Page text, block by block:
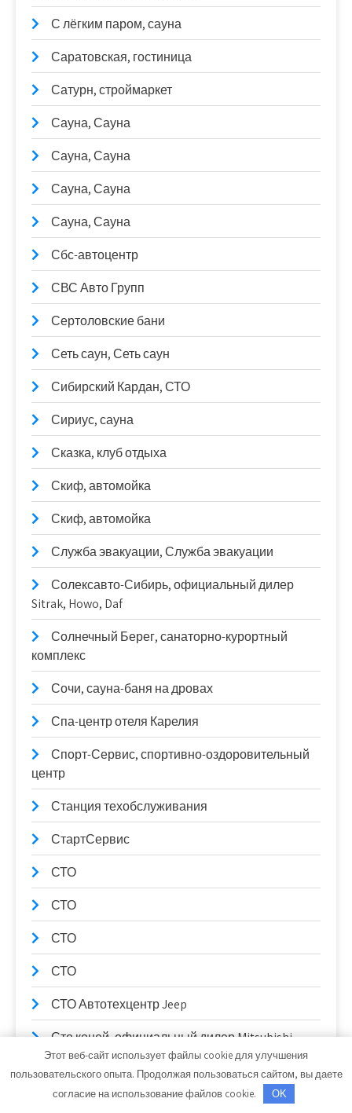
С лёгким паром, сауна
Саратовская, гостиница
Сатурн, строймаркет
Сауна, Сауна
Сауна, Сауна
Сауна, Сауна
Сауна, Сауна
Сбс-автоцентр
СВС Авто Групп
Сертоловские бани
Сеть саун, Сеть саун
Сибирский Кардан, СТО
Сириус, сауна
Сказка, клуб отдыха
Скиф, автомойка
Скиф, автомойка
Служба эвакуации, Служба эвакуации
Солексавто-Сибирь, официальный дилер
Sitrak, Howo, Daf
Солнечный Берег, санаторно-курортный
комплекс
Сочи, сауна-баня на дровах
Спа-центр отеля Карелия
Спорт-Сервис, спортивно-оздоровительный
центр
Станция техобслуживания
СтартСервис
СТО
СТО
СТО
СТО
СТО Автотехцентр Jeep
Сто коней, официальный дилер Mitsubishi
Сто коней, официальный дилер Mitsubishi
Этот веб-сайт использует файлы cookie для улучшения
пользовательского опыта. Продолжая пользоваться сайтом, вы даете
согласие на использование файлов cookie.
OK